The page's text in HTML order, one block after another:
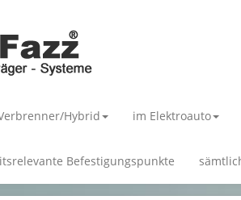
Hybrid im Elektroauto
Befestigungspunkte